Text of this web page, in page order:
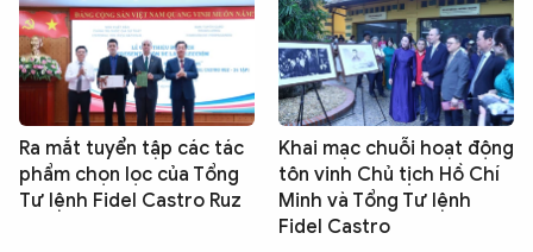
Ra mắt tuyển tập các tác
phẩm chọn lọc của Tổng
Tư lệnh Fidel Castro Ruz
Khai mạc chuỗi hoạt động
tôn vinh Chủ tịch Hồ Chí
Minh và Tổng Tư lệnh
Fidel Castro